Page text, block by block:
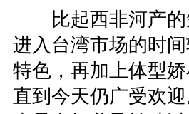
比起西非河产的
进入台湾市场的时
特色，再加上体型
直到今天仍广受欢